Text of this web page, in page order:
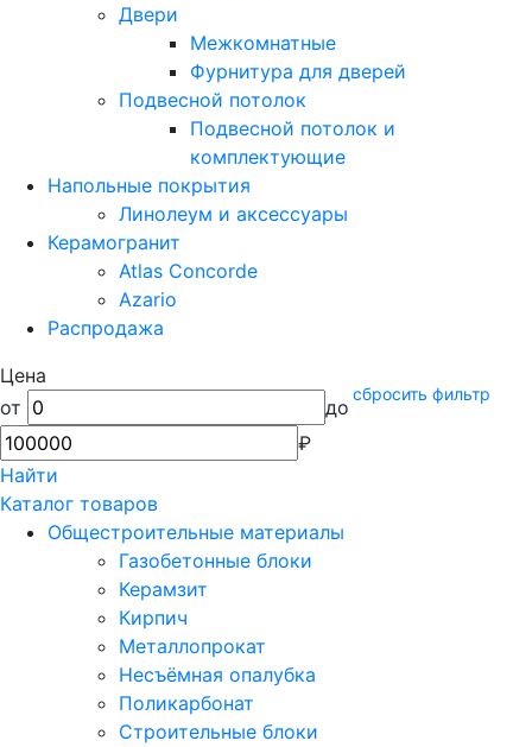
Двери
Межкомнатные
Фурнитура для дверей
Подвесной потолок
Подвесной потолок и
комплектующие
Напольные покрытия
Линолеум и аксессуары
Керамогранит
Atlas Concorde
Azario
Распродажа
сбросить фильтр
Цена
от
до
₽
Найти
Каталог товаров
Общестроительные материалы
Газобетонные блоки
Керамзит
Кирпич
Металлопрокат
Несъёмная опалубка
Поликарбонат
Строительные блоки